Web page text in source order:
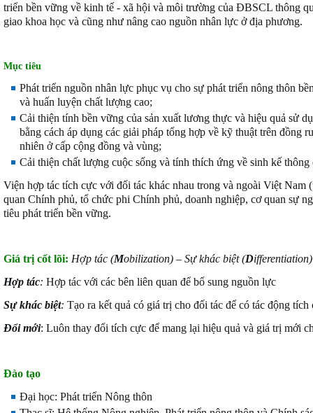
triển bền vững về kinh tế - xã hội và môi trường của ĐBSCL thông
giao khoa học và cũng như nâng cao nguồn nhân lực ở địa phương.
Mục tiêu
Phát triển nguồn nhân lực phục vụ cho sự phát triển nông thôn
và huấn luyện chất lượng cao;
Cải thiện tính bền vững của sản xuất lương thực và hiệu quả sử
bằng cách áp dụng các giải pháp tổng hợp về kỹ thuật trên đồng
nhiên ở cấp cộng đồng và vùng;
Cải thiện chất lượng cuộc sống và tính thích ứng về sinh kế
Viện hợp tác tích cực với đối tác khác nhau trong và ngoài Việt Nam
quan Chính phủ, tổ chức phi Chính phủ, doanh nghiệp, cơ quan sự
tiêu phát triển bền vững.
Giá trị cốt lõi: Hợp tác (Mobilization) – Sự khác biệt (D
Hợp tác: Hợp tác với các bên liên quan để bổ sung nguồn lực
Sự khác biệt: Tạo ra kết quả có giá trị cho đối tác để có tác động tích
Đổi mới: Luôn thay đổi tích cực để mang lại hiệu quả và giá trị mới
Đào tạo
Đại học: Phát triển Nông thôn